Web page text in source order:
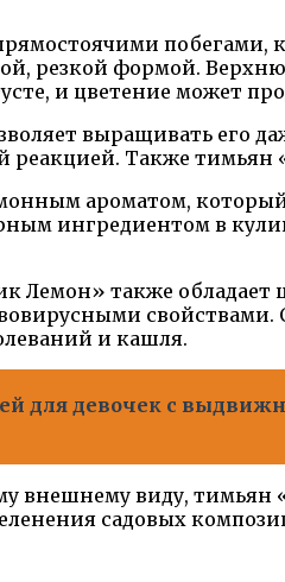
побегами,
резкой формой.
и цветение может
выращивать его
Также тимьян
ароматом,
ингредиентом в
Лемон» также
свойствами.
и кашля.
для девочек с
внешнему виду,
садовых